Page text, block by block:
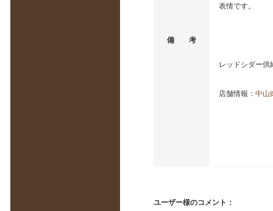
備 考
表情です。
レッドシダー供
店舗情報： 中山
ユーザー様のコメント：